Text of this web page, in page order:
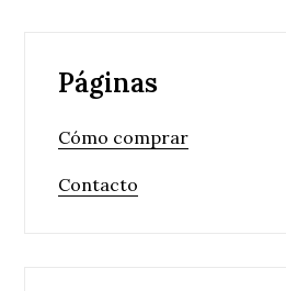
Páginas
Cómo comprar
Contacto